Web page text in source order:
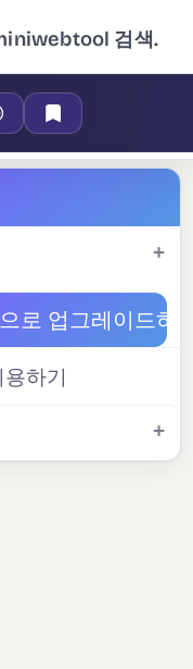
검색.
로 업그레이드하
하기